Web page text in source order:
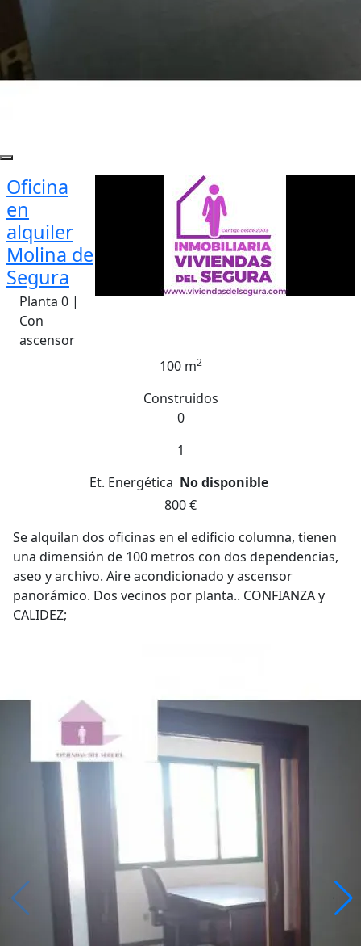
Oficina
en
alquiler
Molina de
Segura
Planta 0 |
Con
ascensor
100 m2
Construidos
0
1
Et. Energética No disponible
800 €
Se alquilan dos oficinas en el edificio columna, tienen
una dimensión de 100 metros con dos dependencias,
aseo y archivo. Aire acondicionado y ascensor
panorámico. Dos vecinos por planta.. CONFIANZA y
CALIDEZ;